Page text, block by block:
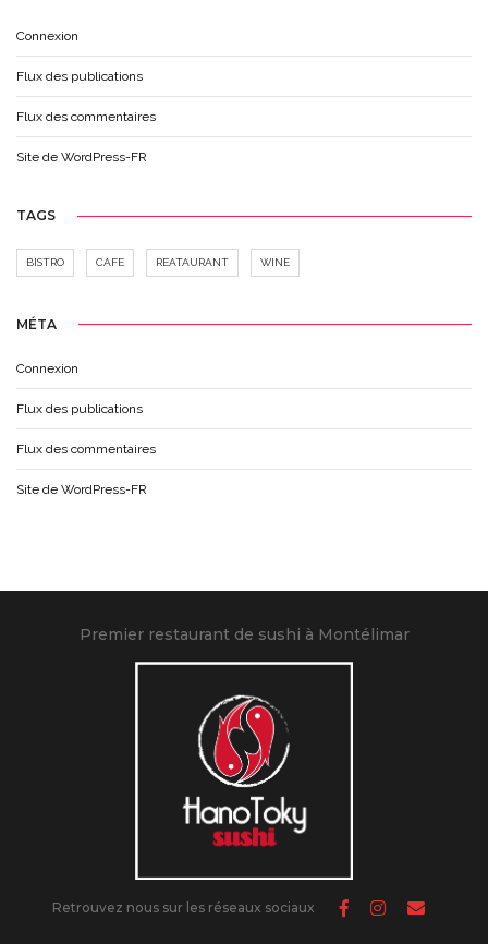
Connexion
Flux des publications
Flux des commentaires
Site de WordPress-FR
TAGS
BISTRO CAFE REATAURANT WINE
MÉTA
Connexion
Flux des publications
Flux des commentaires
Site de WordPress-FR
Premier restaurant de sushi à Montélimar
Retrouvez nous sur les réseaux sociaux